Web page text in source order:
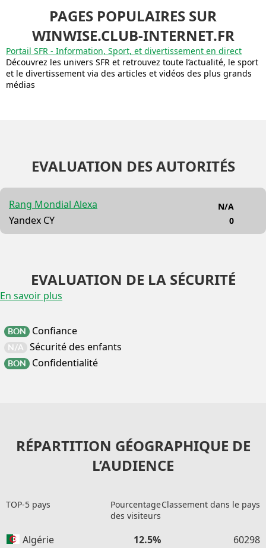
PAGES POPULAIRES SUR
WINWISE.CLUB-INTERNET.FR
Portail SFR - Information, Sport, et divertissement en direct
Découvrez les univers SFR et retrouvez toute l’actualité, le sport
et le divertissement via des articles et vidéos des plus grands
médias
EVALUATION DES AUTORITÉS
Rang Mondial Alexa
Yandex CY
N/A
0
EVALUATION DE LA SÉCURITÉ
En savoir plus
BON Confiance
N/A Sécurité des enfants
BON Confidentialité
RÉPARTITION GÉOGRAPHIQUE DE
L’AUDIENCE
TOP-5 pays
Pourcentage
des visiteurs
Classement dans le pays
Algérie 12.5% 60298